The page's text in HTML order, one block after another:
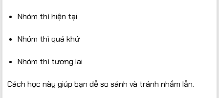
Nhóm thì hiện tại
Nhóm thì quá khứ
Nhóm thì tương lai
Cách học này giúp bạn dễ so sánh và tránh nhầm lẫn.